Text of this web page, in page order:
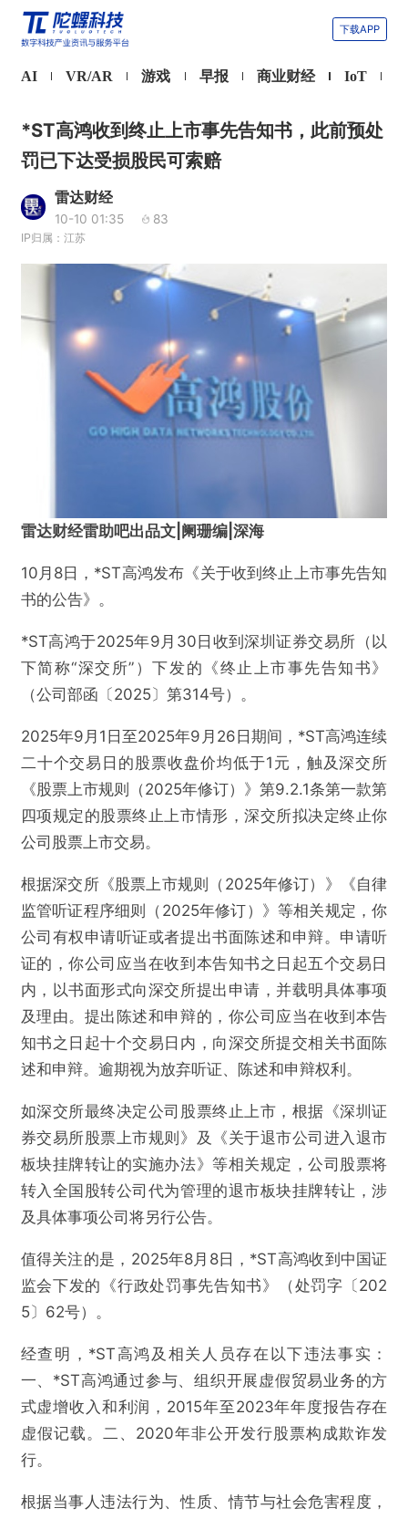
下载APP
AI VR/AR 游戏 早报 商业财经 IoT
*ST高鸿收到终止上市事先告知书，此前预处
罚已下达受损股民可索赔
雷达财经
10-10 01:35 83
IP归属：江苏
雷达财经雷助吧出品文|阑珊编|深海
10月8日，*ST高鸿发布《关于收到终止上市事先告知
书的公告》。
*ST高鸿于2025年9月30日收到深圳证券交易所（以
下简称“深交所”）下发的《终止上市事先告知书》
（公司部函〔2025〕第314号）。
2025年9月1日至2025年9月26日期间，*ST高鸿连续
二十个交易日的股票收盘价均低于1元，触及深交所
《股票上市规则（2025年修订）》第9.2.1条第一款第
四项规定的股票终止上市情形，深交所拟决定终止你
公司股票上市交易。
根据深交所《股票上市规则（2025年修订）》《自律
监管听证程序细则（2025年修订）》等相关规定，你
公司有权申请听证或者提出书面陈述和申辩。申请听
证的，你公司应当在收到本告知书之日起五个交易日
内，以书面形式向深交所提出申请，并载明具体事项
及理由。提出陈述和申辩的，你公司应当在收到本告
知书之日起十个交易日内，向深交所提交相关书面陈
述和申辩。逾期视为放弃听证、陈述和申辩权利。
如深交所最终决定公司股票终止上市，根据《深圳证
券交易所股票上市规则》及《关于退市公司进入退市
板块挂牌转让的实施办法》等相关规定，公司股票将
转入全国股转公司代为管理的退市板块挂牌转让，涉
及具体事项公司将另行公告。
值得关注的是，2025年8月8日，*ST高鸿收到中国证
监会下发的《行政处罚事先告知书》（处罚字〔202
5〕62号）。
经查明，*ST高鸿及相关人员存在以下违法事实：
一、*ST高鸿通过参与、组织开展虚假贸易业务的方
式虚增收入和利润，2015年至2023年年度报告存在
虚假记载。二、2020年非公开发行股票构成欺诈发
行。
根据当事人违法行为、性质、情节与社会危害程度，